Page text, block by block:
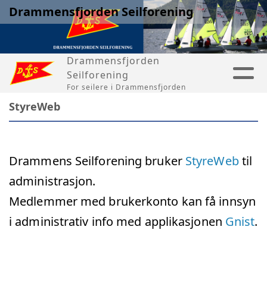
Drammensfjorden Seilforening
Drammensfjorden
Seilforening
For seilere i Drammensfjorden
StyreWeb
Drammens Seilforening bruker StyreWebtil
administrasjon.
Medlemmer med brukerkonto kan få innsyn
i administrativ info med applikasjonen Gnist.